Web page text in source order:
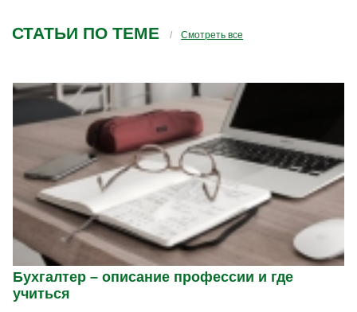
СТАТЬИ ПО ТЕМЕ Смотреть все
Бухгалтер – описание профессии и где
учиться